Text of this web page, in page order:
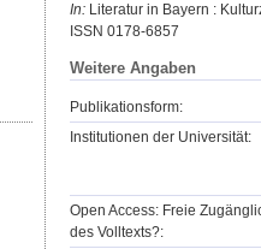
In: Literatur in Bayern :
ISSN 0178-6857
Weitere Angaben
Publikationsform:
Institutionen der Universität:
Open Access: Freie
des Volltexts?: